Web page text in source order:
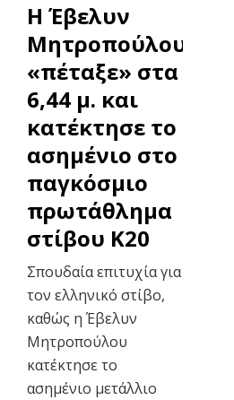
Η Έβελυν
Μητροπούλου
«πέταξε» στα
6,44 μ. και
κατέκτησε το
ασημένιο στο
παγκόσμιο
πρωτάθλημα
στίβου Κ20
Σπουδαία επιτυχία για
τον ελληνικό στίβο,
καθώς η Έβελυν
Μητροπούλου
κατέκτησε το
ασημένιο μετάλλιο